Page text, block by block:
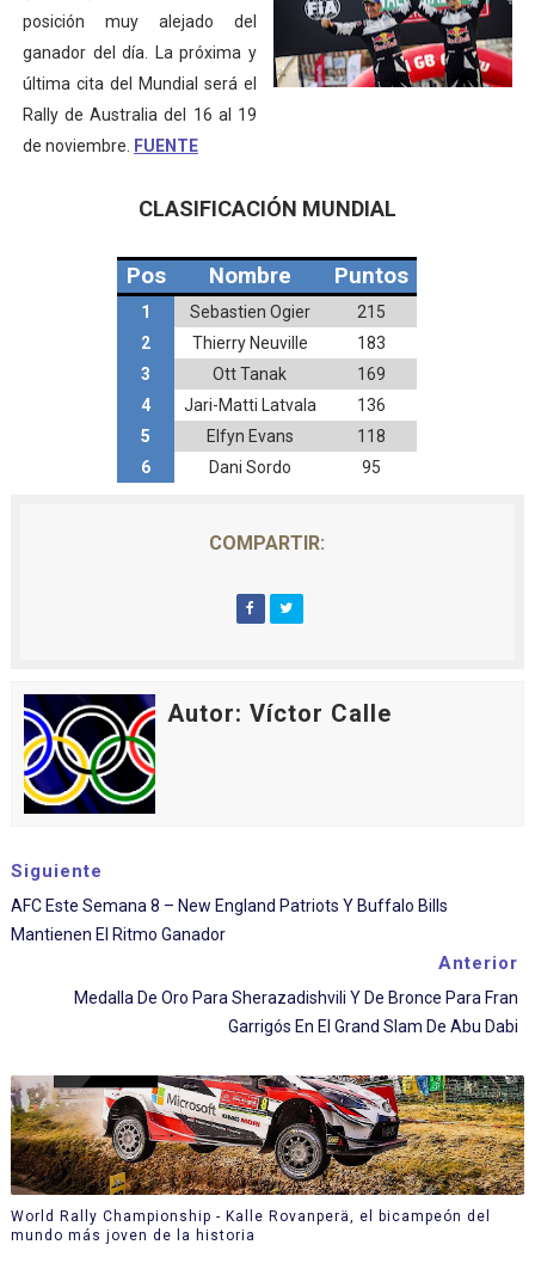
posición muy alejado del
ganador del día. La próxima y
última cita del Mundial será el
Rally de Australia del 16 al 19
de noviembre.
FUENTE
CLASIFICACIÓN MUNDIAL
Pos Nombre Puntos
1 Sebastien Ogier
215
2
Thierry Neuville
183
3
Ott Tanak
169
4
Jari-Matti Latvala
136
5
Elfyn Evans
118
6
Dani Sordo 95
COMPARTIR:
Autor: Víctor Calle
Siguiente
AFC Este Semana 8 – New England Patriots Y Buffalo Bills
Mantienen El Ritmo Ganador
Anterior
Medalla De Oro Para Sherazadishvili Y De Bronce Para Fran
Garrigós En El Grand Slam De Abu Dabi
World Rally Championship - Kalle Rovanperä, el bicampeón del
mundo más joven de la historia